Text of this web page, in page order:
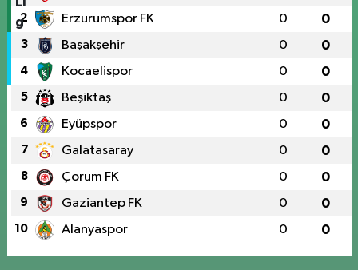
2 Erzurumspor FK 0 0
3 Başakşehir 0 0
4 Kocaelispor 0 0
5 Beşiktaş 0 0
6 Eyüpspor 0 0
7 Galatasaray 0 0
8 Çorum FK 0 0
9 Gaziantep FK 0 0
10 Alanyaspor 0 0